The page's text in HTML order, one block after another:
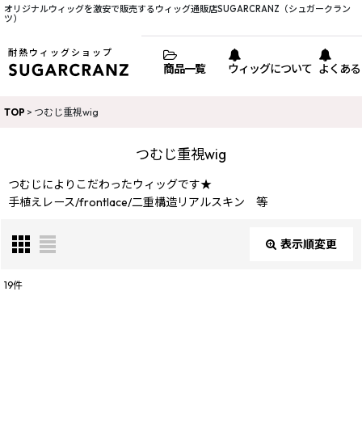
オリジナルウィッグを激安で販売するウィッグ通販店SUGARCRANZ（シュガークラン
ツ）
耐熱ウィッグショップ
商品一覧 ウィッグについて よくあ
TOP > つむじ重視wig
つむじ重視wig
つむじによりこだわったウィッグです★
手植えレース/frontlace/二重構造リアルスキン 等
表示順変更
19件